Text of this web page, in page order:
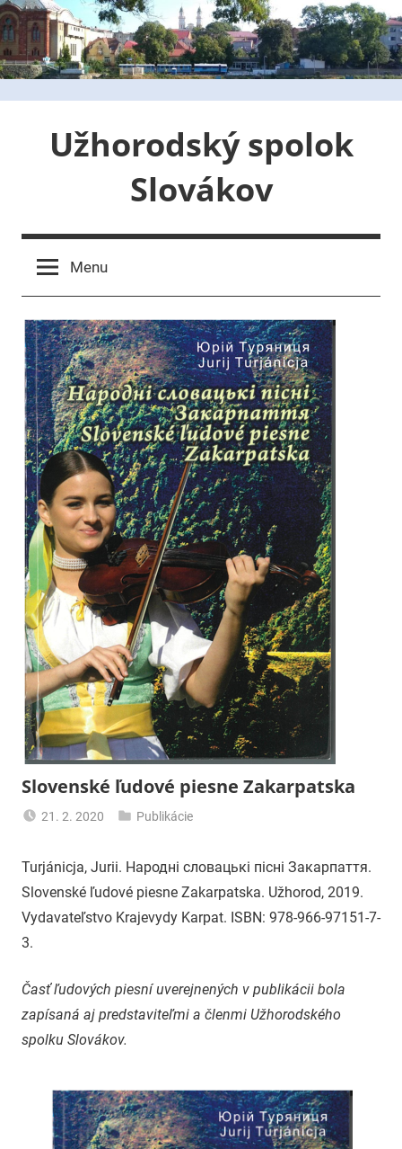
Skip
to
content
Užhorodský spolok
Slovákov
Menu
Slovenské ľudové piesne Zakarpatska
21. 2. 2020
Publikácie
Turjánicja, Jurii. Народні словацькі пісні Закарпаття.
Slovenské ľudové piesne Zakarpatska. Užhorod, 2019.
Vydavateľstvo Krajevydy Karpat. ISBN: 978-966-97151-7-
3.
Časť ľudových piesní uverejnených v publikácii bola
zapísaná aj predstaviteľmi a členmi Užhorodského
spolku Slovákov.